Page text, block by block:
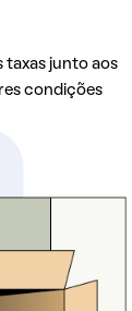
taxas junto aos
condições